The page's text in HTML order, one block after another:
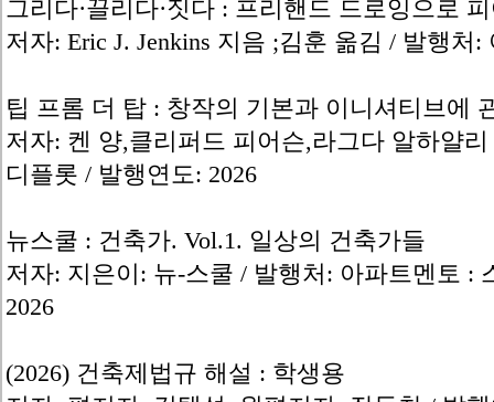
그리다·끌리다·짓다 : 프리핸드 드로잉으로
저자: Eric J. Jenkins 지음 ;김훈 옮김 / 발행처
팁 프롬 더 탑 : 창작의 기본과 이니셔티브에
저자: 켄 양,클리퍼드 피어슨,라그다 알하얄
디플롯 / 발행연도: 2026
뉴스쿨 : 건축가. Vol.1. 일상의 건축가들
저자: 지은이: 뉴-스쿨 / 발행처: 아파트멘토 :
2026
(2026) 건축제법규 해설 : 학생용